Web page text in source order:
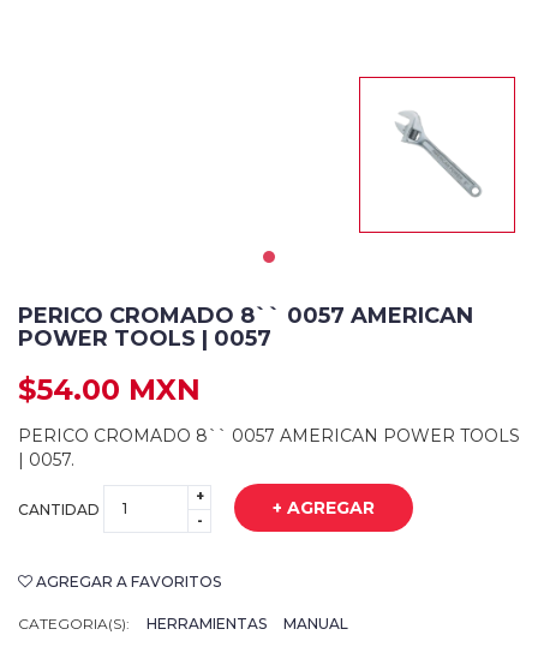
PERICO CROMADO 8`` 0057 AMERICAN
POWER TOOLS | 0057
$54.00 MXN
PERICO CROMADO 8`` 0057 AMERICAN POWER TOOLS
| 0057.
CANTIDAD
+
-
+ AGREGAR
AGREGAR A FAVORITOS
CATEGORIA(S): HERRAMIENTAS MANUAL